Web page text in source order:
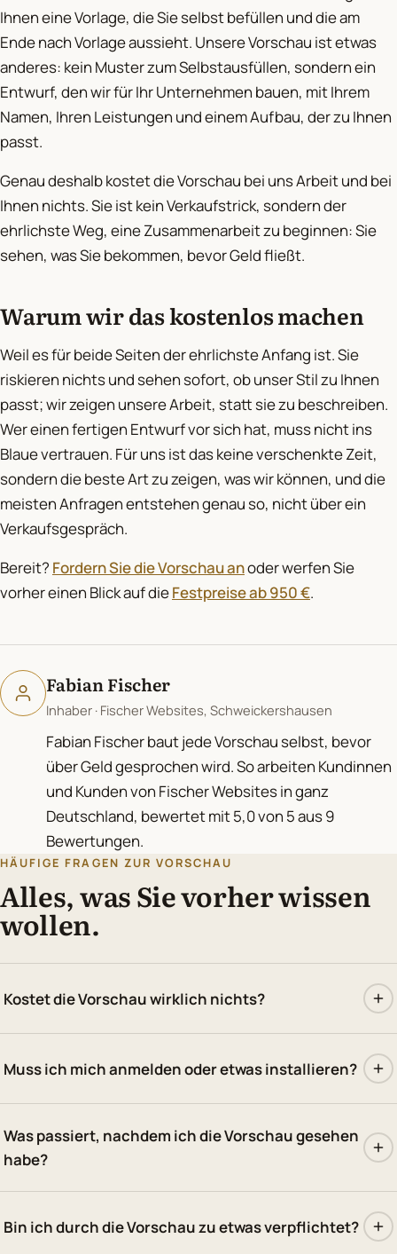
Ihnen eine Vorlage, die Sie selbst befüllen und die am
Ende nach Vorlage aussieht. Unsere Vorschau ist etwas
anderes: kein Muster zum Selbstausfüllen, sondern ein
Entwurf, den wir für Ihr Unternehmen bauen, mit Ihrem
Namen, Ihren Leistungen und einem Aufbau, der zu Ihnen
passt.
Genau deshalb kostet die Vorschau bei uns Arbeit und bei
Ihnen nichts. Sie ist kein Verkaufstrick, sondern der
ehrlichste Weg, eine Zusammenarbeit zu beginnen: Sie
sehen, was Sie bekommen, bevor Geld fließt.
Warum wir das kostenlos machen
Weil es für beide Seiten der ehrlichste Anfang ist. Sie
riskieren nichts und sehen sofort, ob unser Stil zu Ihnen
passt; wir zeigen unsere Arbeit, statt sie zu beschreiben.
Wer einen fertigen Entwurf vor sich hat, muss nicht ins
Blaue vertrauen. Für uns ist das keine verschenkte Zeit,
sondern die beste Art zu zeigen, was wir können, und die
meisten Anfragen entstehen genau so, nicht über ein
Verkaufsgespräch.
Bereit? Fordern Sie die Vorschau anoder werfen Sie
vorher einen Blick auf dieFestpreise ab 950 €.
Fabian Fischer
Inhaber · Fischer Websites, Schweickershausen
Fabian Fischer baut jede Vorschau selbst, bevor
über Geld gesprochen wird. So arbeiten Kundinnen
und Kunden von Fischer Websites in ganz
Deutschland, bewertet mit 5,0 von 5 aus 9
Bewertungen.
HÄUFIGE FRAGEN ZUR VORSCHAU
Alles, was Sie vorher wissen
wollen.
Kostet die Vorschau wirklich nichts?
Muss ich mich anmelden oder etwas installieren?
Was passiert, nachdem ich die Vorschau gesehen
habe?
Bin ich durch die Vorschau zu etwas verpflichtet?